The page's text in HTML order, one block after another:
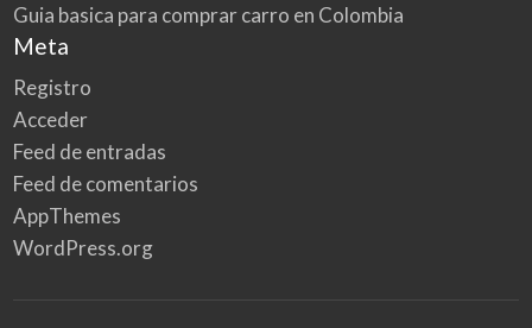
Guia basica para comprar carro en Colombia
Meta
Registro
Acceder
Feed de entradas
Feed de comentarios
AppThemes
WordPress.org